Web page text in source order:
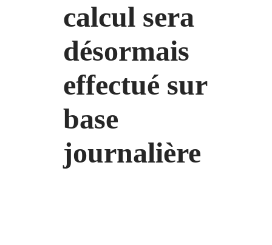
calcul sera
désormais
effectué sur
base
journalière